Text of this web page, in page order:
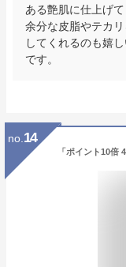
ある艶肌に仕上げ
余分な皮脂やテカ
してくれるのも嬉
です。
no. 14